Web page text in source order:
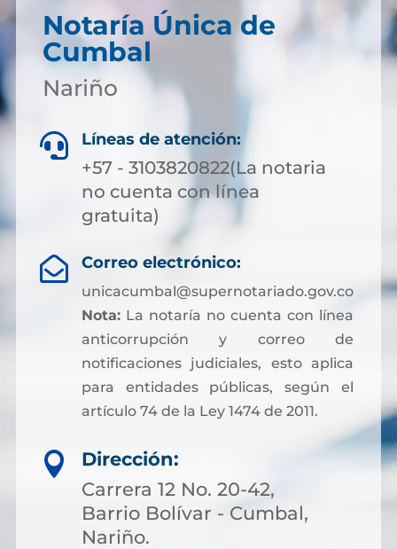
Notaría Única de
Cumbal
Nariño
 Líneas de atención:
+57 - 3103820822(La notaria
no cuenta con línea
gratuita)
 Correo electrónico:
unicacumbal@supernotariado.gov.co
Nota:La notaría no cuenta con línea
anticorrupción y correo de
notificaciones judiciales, esto aplica
para entidades públicas, según el
artículo 74 de la Ley 1474 de 2011.

Dirección:
Carrera 12 No. 20-42,
Barrio Bolívar - Cumbal,
Nariño.